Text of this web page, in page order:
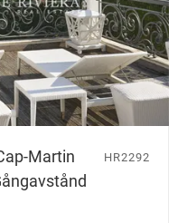
Martin
HR2292